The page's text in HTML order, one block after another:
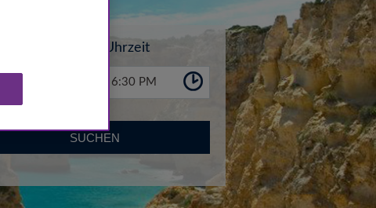
Uhrzeit
6:30 PM
SUCHEN